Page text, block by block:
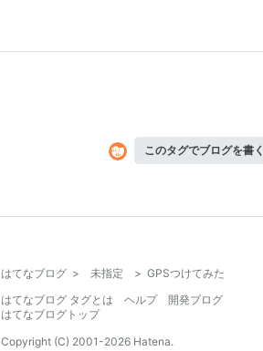
このタグでブログを書く
はてなブログ > 未指定 > GPSつけてみた
はてなブログ タグとは
ヘルプ
開発ブログ
はてなブログトップ
Copyright (C) 2001-2026 Hatena.